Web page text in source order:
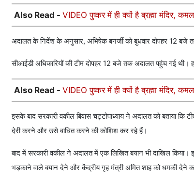
Also Read - VIDEO पुष्कर में ही क्यों है ब्रह्मा मंदिर,
अदालत के निर्देश के अनुसार, अभिषेक बनर्जी को बुधवार दोपहर 12 बजे
सीआईडी अधिकारियों की टीम दोपहर 12 बजे तक अदालत पहुंच गई थी।
Also Read - VIDEO पुष्कर में ही क्यों है ब्रह्मा मंदिर,
इसके बाद सरकारी वकील बिवास चट्टोपाध्याय ने अदालत को बताया
देरी करने और उसे बाधित करने की कोशिश कर रहे हैं।
बाद में सरकारी वकील ने अदालत में एक लिखित बयान भी दाखिल
भड़काने वाले बयान देने और केंद्रीय गृह मंत्री अमित शाह को धमकी देने